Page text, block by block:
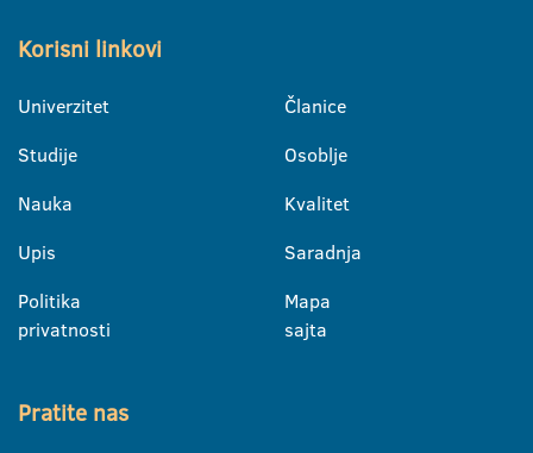
Korisni linkovi
Univerzitet
Studije
Nauka
Upis
Politika
privatnosti
Članice
Osoblje
Kvalitet
Saradnja
Mapa
sajta
Pratite nas